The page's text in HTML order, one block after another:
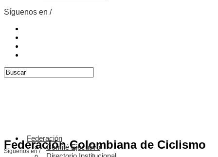
Síguenos en /
Federación Colombiana de Ciclismo
Síguenos en /
Federación
Comité Ejecutivo